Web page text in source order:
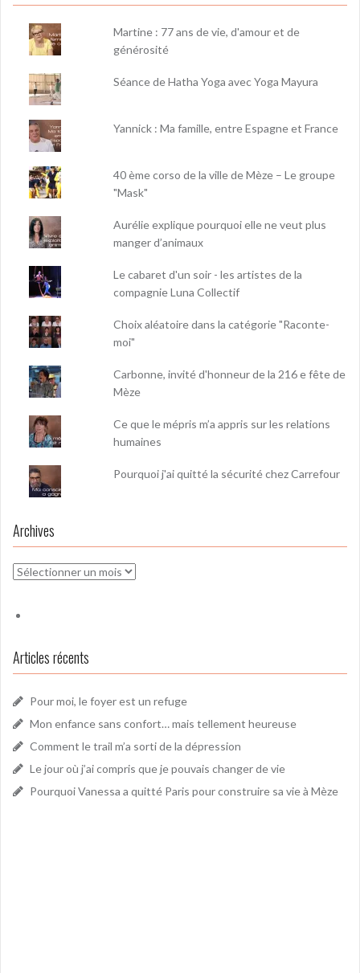
Martine : 77 ans de vie, d'amour et de
générosité
Séance de Hatha Yoga avec Yoga Mayura
Yannick : Ma famille, entre Espagne et France
40 ème corso de la ville de Mèze – Le groupe
"Mask"
Aurélie explique pourquoi elle ne veut plus
manger d’animaux
Le cabaret d'un soir - les artistes de la
compagnie Luna Collectif
Choix aléatoire dans la catégorie "Raconte-
moi"
Carbonne, invité d'honneur de la 216 e fête de
Mèze
Ce que le mépris m’a appris sur les relations
humaines
Pourquoi j'ai quitté la sécurité chez Carrefour
Archives
Archives
Articles récents
Pour moi, le foyer est un refuge
Mon enfance sans confort… mais tellement heureuse
Comment le trail m’a sorti de la dépression
Le jour où j’ai compris que je pouvais changer de vie
Pourquoi Vanessa a quitté Paris pour construire sa vie à Mèze